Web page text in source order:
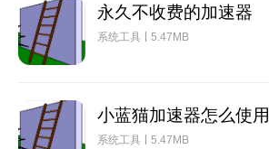
永久不收费的加速器
系统工具 5.47MB
小蓝猫加速器怎么使用
系统工具 5.47MB